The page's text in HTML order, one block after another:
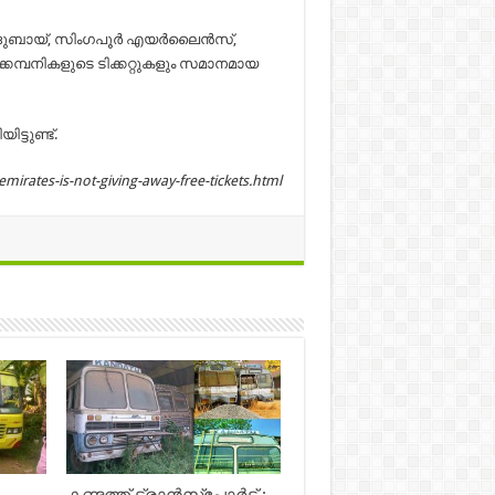
ദുബായ്, സിംഗപൂര്‍ എയര്‍ലൈന്‍സ്,
ടിക്കറ്റുകളും സമാനമായ
is-not-giving-away-free-tickets.html